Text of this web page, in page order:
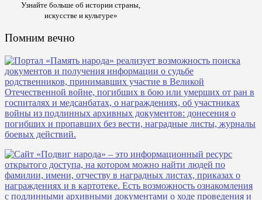
Узнайте больше об истории страны,
искусстве и культуре»
Помним вечно